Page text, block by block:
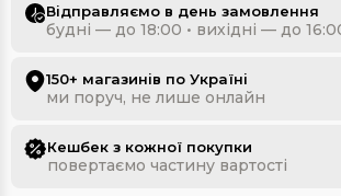
Відправляємо в день замовлення
будні — до 18:00 • вихідні — до
150+ магазинів по Україні
ми поруч, не лише онлайн
Кешбек з кожної покупки
повертаємо частину вартості